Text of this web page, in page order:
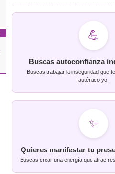
💪
Buscas autoconfianza
Buscas trabajar la inseguridad que
auténtico yo.
✨
Quieres manifestar tu
Buscas crear una energía que atrae